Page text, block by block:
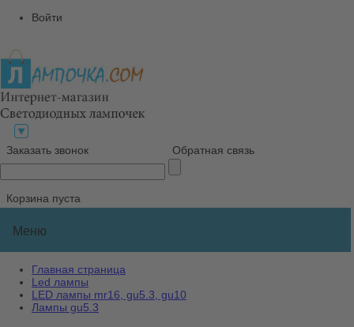
Войти
Заказать звонок Обратная связь
Корзина пуста
Меню
Главная страница
Led лампы
LED лампы mr16, gu5.3, gu10
Лампы gu5.3